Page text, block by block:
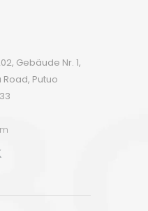
Gebäude Nr. 1,
Road, Putuo